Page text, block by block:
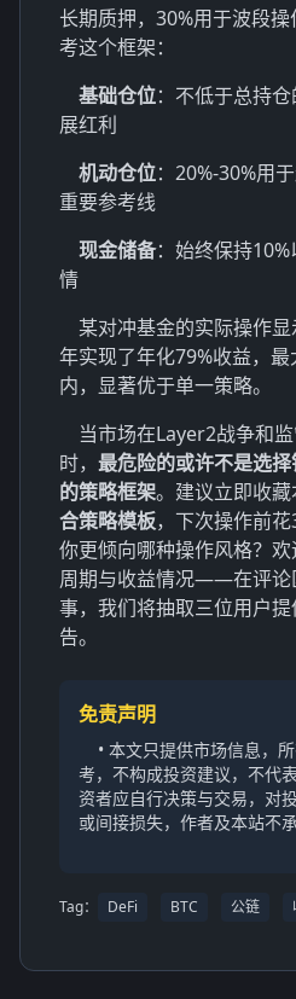
长期质押，30%用于波段
考这个框架：
基础仓位：不低于总持
展红利
机动仓位：20%-30%用
重要参考线
现金储备：始终保持
情
某对冲基金的实际操作
年实现了年化79%收益，
内，显著优于单一策略。
当市场在Layer2战争和
时， 最危险的或许不是选
的策略框架。建议立即收藏
合策略模板，下次操作前花
你更倾向哪种操作风格？
周期与收益情况——在评论
事，我们将抽取三位用户
告。
免责声明
• 本文只提供市场信息，
考，不构成投资建议，不代
资者应自行决策与交易，对
或间接损失，作者及本站不
Tag： DeFi BTC 公链